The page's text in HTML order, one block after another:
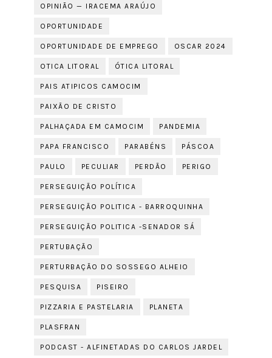
OPINIÃO — IRACEMA ARAÚJO
OPORTUNIDADE
OPORTUNIDADE DE EMPREGO OSCAR 2024
OTICA LITORAL ÓTICA LITORAL
PAIS ATIPICOS CAMOCIM
PAIXÃO DE CRISTO
PALHAÇADA EM CAMOCIM PANDEMIA
PAPA FRANCISCO PARABÉNS PÁSCOA
PAULO PECULIAR PERDÃO PERIGO
PERSEGUIÇÃO POLÍTICA
PERSEGUIÇÃO POLITICA - BARROQUINHA
PERSEGUIÇÃO POLITICA -SENADOR SÁ
PERTUBAÇÃO
PERTURBAÇÃO DO SOSSEGO ALHEIO
PESQUISA PISEIRO
PIZZARIA E PASTELARIA PLANETA
PLASFRAN
PODCAST - ALFINETADAS DO CARLOS JARDEL